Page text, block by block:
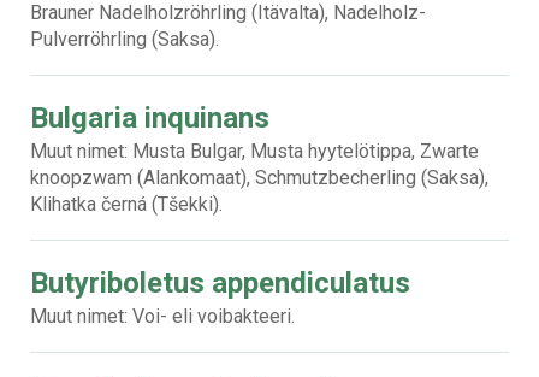
Brauner Nadelholzröhrling (Itävalta), Nadelholz-
Pulverröhrling (Saksa).
Bulgaria inquinans
Muut nimet: Musta Bulgar, Musta hyytelötippa, Zwarte
knoopzwam (Alankomaat), Schmutzbecherling (Saksa),
Klihatka černá (Tšekki).
Butyriboletus appendiculatus
Muut nimet: Voi- eli voibakteeri.